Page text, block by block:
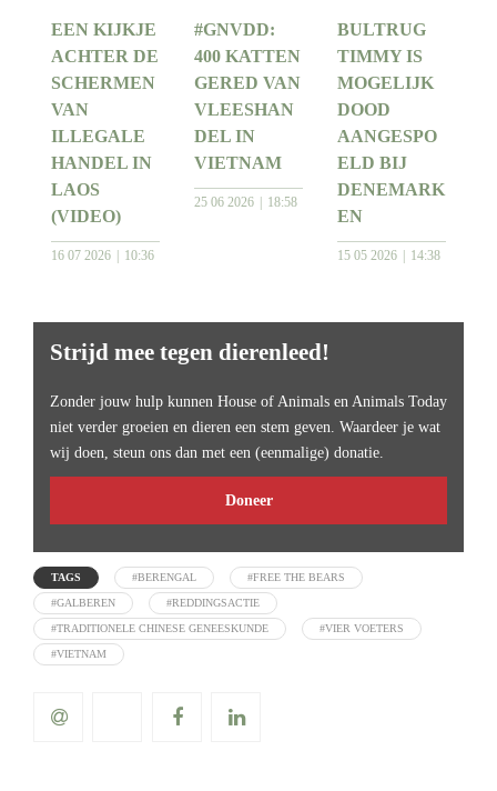
EEN KIJKJE
ACHTER DE
SCHERMEN
VAN
ILLEGALE
HANDEL IN
LAOS
(VIDEO)
16 07 2026 10:36
#GNVDD:
400 KATTEN
GERED VAN
VLEESHAN
DEL IN
VIETNAM
25 06 2026 18:58
BULTRUG
TIMMY IS
MOGELIJK
DOOD
AANGESPO
ELD BIJ
DENEMARK
EN
15 05 2026 14:38
Strijd mee tegen dierenleed!
Zonder jouw hulp kunnen House of Animals en Animals Today
niet verder groeien en dieren een stem geven. Waardeer je wat
wij doen, steun ons dan met een (eenmalige) donatie.
Doneer
TAGS #BERENGAL #FREE THE BEARS
#GALBEREN #REDDINGSACTIE
#TRADITIONELE CHINESE GENEESKUNDE #VIER VOETERS
#VIETNAM